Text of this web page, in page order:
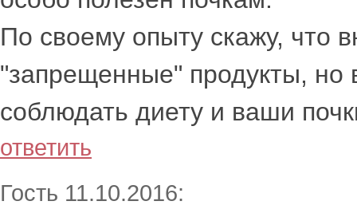
По своему опыту скажу, что
"запрещенные" продукты,
соблюдать диету и ваши
ответить
Гость 11.10.2016: